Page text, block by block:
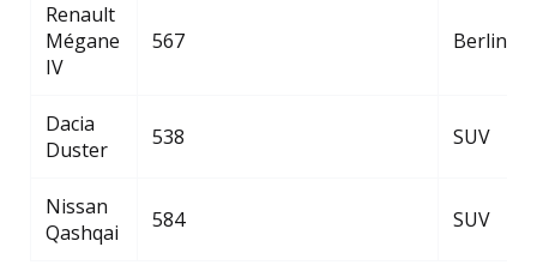
Renault
Mégane
IV
567 Berline
Dacia
Duster
538 SUV
Nissan
Qashqai
584 SUV